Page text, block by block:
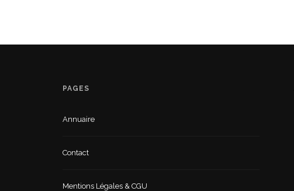
PAGES
Annuaire
Contact
Mentions Légales & CGU